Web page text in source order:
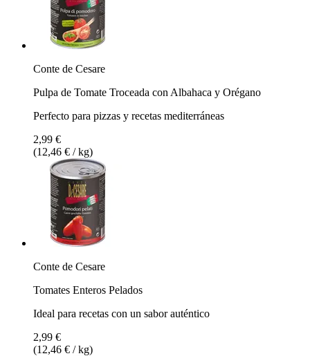
Conte de Cesare
Pulpa de Tomate Troceada con Albahaca y Orégano
Perfecto para pizzas y recetas mediterráneas
2,99 €
(12,46 € / kg)
Conte de Cesare
Tomates Enteros Pelados
Ideal para recetas con un sabor auténtico
2,99 €
(12,46 € / kg)